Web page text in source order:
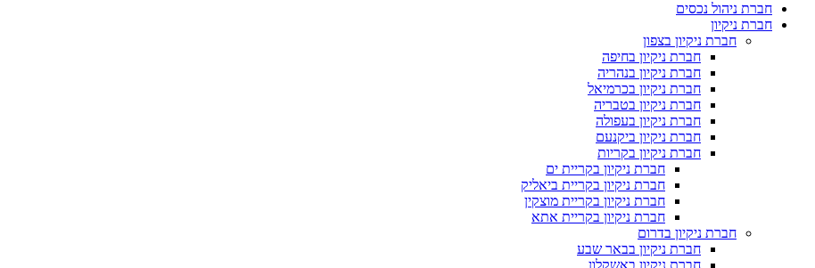
חברת ניהול נכסים
חברת ניקיון
חברת ניקיון בצפון
חברת ניקיון בחיפה
חברת ניקיון בנהריה
חברת ניקיון בכרמיאל
חברת ניקיון בטבריה
חברת ניקיון בעפולה
חברת ניקיון ביקנעם
חברת ניקיון בקריות
חברת ניקיון בקריית ים
חברת ניקיון בקריית ביאליק
חברת ניקיון בקריית מוצקין
חברת ניקיון בקריית אתא
חברת ניקיון בדרום
חברת ניקיון בבאר שבע
חברת ניקיון באשקלון